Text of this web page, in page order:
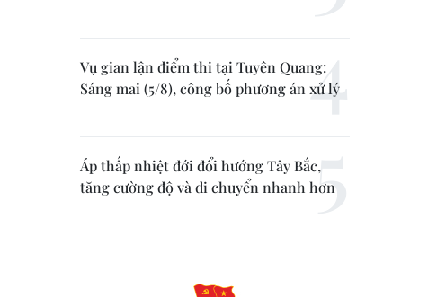
Vụ gian lận điểm thi tại Tuyên Quang:
Sáng mai (5/8), công bố phương án xử lý
Áp thấp nhiệt đới đổi hướng Tây Bắc,
tăng cường độ và di chuyển nhanh hơn